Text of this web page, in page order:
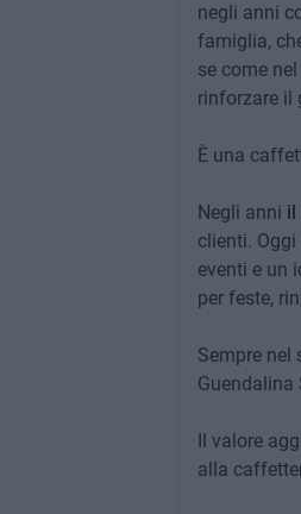
negli anni
famiglia,
se come
rinforzare il
È una
Negli anni il
clienti.
eventi e un
per feste,
Sempre nel
Guendalina
Il valore
alla